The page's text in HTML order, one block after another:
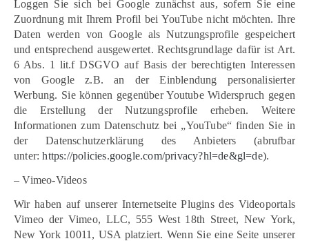
Loggen Sie sich bei Google zunächst aus, sofern Sie eine
Zuordnung mit Ihrem Profil bei YouTube nicht möchten. Ihre
Daten werden von Google als Nutzungsprofile gespeichert
und entsprechend ausgewertet. Rechtsgrundlage dafür ist Art.
6 Abs. 1 lit.f DSGVO auf Basis der berechtigten Interessen
von Google z.B. an der Einblendung personalisierter
Werbung. Sie können gegenüber Youtube Widerspruch gegen
die Erstellung der Nutzungsprofile erheben. Weitere
Informationen zum Datenschutz bei „YouTube“ finden Sie in
der Datenschutzerklärung des Anbieters (abrufbar
unter:https://policies.google.com/privacy?hl=de&gl=de).
– Vimeo-Videos
Wir haben auf unserer Internetseite Plugins des Videoportals
Vimeo der Vimeo, LLC, 555 West 18th Street, New York,
New York 10011, USA platziert. Wenn Sie eine Seite unserer